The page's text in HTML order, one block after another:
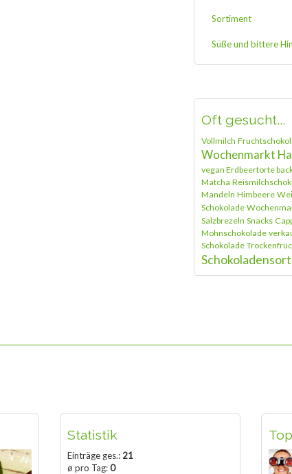
Sortiment
Süße und bittere
Oft gesucht...
Vollmilch
Wochenmarkt
vegan Erdbeertorte
Matcha
Mandeln Himbeere
Schokolade
Salzbrezeln Snacks
Mohnschokolade
Schokolade
Statistik
Einträge ges.: 21
ø pro Tag:0